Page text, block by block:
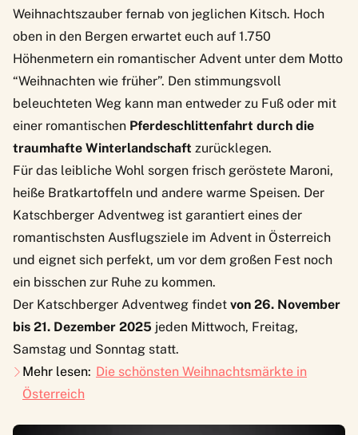
Weihnachtszauber fernab von jeglichen Kitsch. Hoch
oben in den Bergen erwartet euch auf 1.750
Höhenmetern ein romantischer Advent unter dem Motto
“Weihnachten wie früher”. Den stimmungsvoll
beleuchteten Weg kann man entweder zu Fuß oder mit
einer romantischen Pferdeschlittenfahrt durch die
traumhafte Winterlandschaft zurücklegen.
Für das leibliche Wohl sorgen frisch geröstete Maroni,
heiße Bratkartoffeln und andere warme Speisen. Der ​
Katschberger Adventweg​ ist garantiert eines der
romantischsten Ausflugsziele im Advent in Österreich
und eignet sich perfekt, um vor dem großen Fest noch
ein bisschen zur Ruhe zu kommen.
Der Katschberger Adventweg findet von 26. November
bis 21. Dezember 2025 jeden Mittwoch, Freitag,
Samstag und Sonntag statt.
Mehr lesen: Die schönsten Weihnachtsmärkte in
Österreich